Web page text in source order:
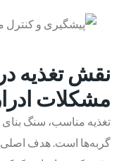
نقش تغذیه
مشکلات
تغذیه مناسب، سنگ
گربه‌ها است. هدف اصلی